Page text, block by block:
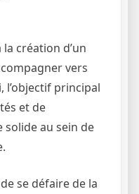
création d’un
vers
l’objectif principal
et de
au sein de
se défaire de la